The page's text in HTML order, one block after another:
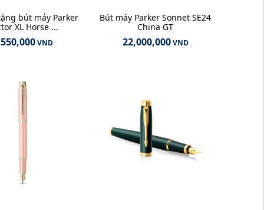
bút máy Parker
XL Horse ...
VND
Bút máy Parker Sonnet SE24
China GT
22,000,000 VND